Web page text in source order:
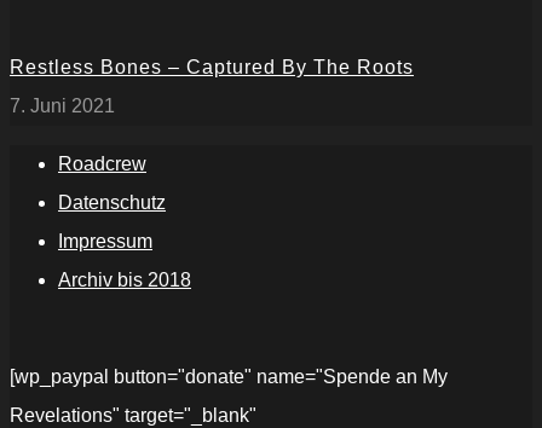
Restless Bones – Captured By The Roots
7. Juni 2021
Roadcrew
Datenschutz
Impressum
Archiv bis 2018
[wp_paypal button="donate" name="Spende an My
Revelations" target="_blank"